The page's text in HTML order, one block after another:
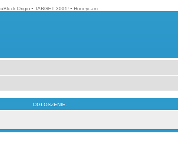
uBlock Origin • TARGET 3001! • Honeycam
OGŁOSZENIE: